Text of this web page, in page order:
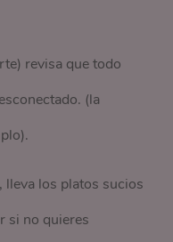
revisa que todo
(la
lleva los platos sucios
si no quieres